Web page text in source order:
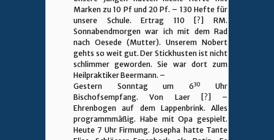
Marken zu 10 Pf und 20 Pf. – 130 Hefte für
unsere Schule. Ertrag 110 [?] RM.
Sonnabendmorgen war ich mit dem Rad
nach Oesede (Mutter). Unserem Nobert
gehts so weit gut. Der Stickhusten ist nicht
schlimmer geworden. Sie war dort zum
Heilpraktiker Beermann. –
Gestern Sonntag um 630
Uhr
Bischofsempfang. Von Laer [?] –
Ehrenbogen auf dem Lappenbrink. Alles
programmmäßig. Habe mit Opa gespielt.
Heute 7 Uhr Firmung. Josepha hatte Tante